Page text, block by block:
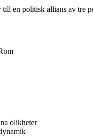
en politisk allians av tre
olikheter